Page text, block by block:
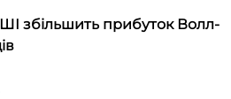
збільшить прибуток Волл-